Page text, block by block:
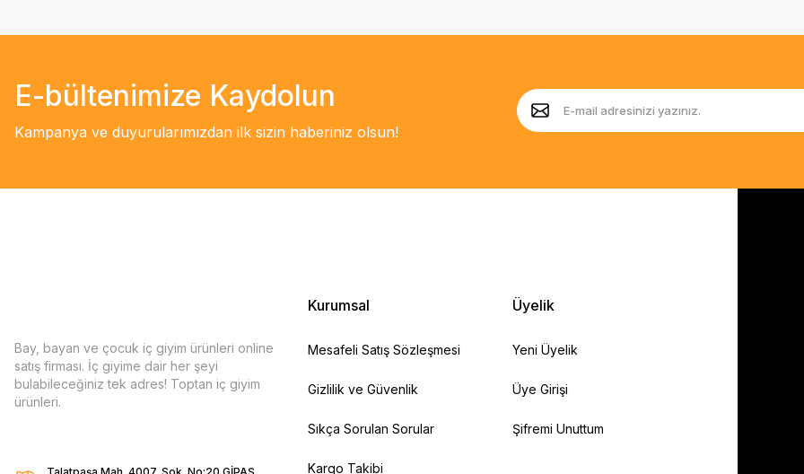
E-bültenimize Kaydolun
Kampanya ve duyurularımızdan ilk sizin haberiniz olsun!
Bay, bayan ve çocuk iç giyim ürünleri online
satış firması. İç giyime dair her şeyi
bulabileceğiniz tek adres! Toptan iç giyim
ürünleri.
Kurumsal
Mesafeli Satış Sözleşmesi
Gizlilik ve Güvenlik
Sıkça Sorulan Sorular
Kargo Takibi
Üyelik
Yeni Üyelik
Üye Girişi
Şifremi Unuttum